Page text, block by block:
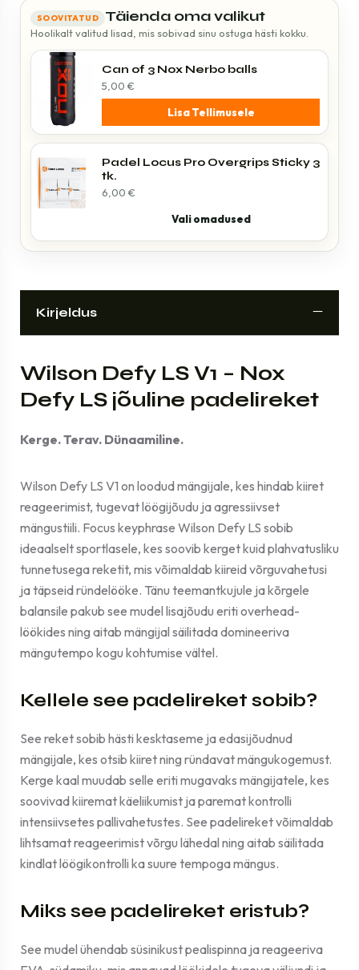
SOOVITATUD Täienda oma valikut
Hoolikalt valitud lisad, mis sobivad sinu ostuga hästi kokku.
Can of 3 Nox Nerbo balls
5,00 €
Lisa Tellimusele
Padel Locus Pro Overgrips Sticky 3
tk.
6,00 €
Vali omadused
Kirjeldus
Wilson Defy LS V1 – Nox
Defy LS jõuline padelireket
Kerge. Terav. Dünaamiline.
Wilson Defy LS V1 on loodud mängijale, kes hindab kiiret
reageerimist, tugevat löögijõudu ja agressiivset
mängustiili. Focus keyphrase Wilson Defy LS sobib
ideaalselt sportlasele, kes soovib kerget kuid plahvatusliku
tunnetusega reketit, mis võimaldab kiireid võrguvahetusi
ja täpseid ründelööke. Tänu teemantkujule ja kõrgele
balansile pakub see mudel lisajõudu eriti overhead-
löökides ning aitab mängijal säilitada domineeriva
mängutempo kogu kohtumise vältel.
Kellele see padelireket sobib?
See reket sobib hästi kesktaseme ja edasijõudnud
mängijale, kes otsib kiiret ning ründavat mängukogemust.
Kerge kaal muudab selle eriti mugavaks mängijatele, kes
soovivad kiiremat käeliikumist ja paremat kontrolli
intensiivsetes pallivahetustes. See padelireket võimaldab
lihtsamat reageerimist võrgu lähedal ning aitab säilitada
kindlat löögikontrolli ka suure tempoga mängus.
Miks see padelireket eristub?
See mudel ühendab süsinikust pealispinna ja reageeriva